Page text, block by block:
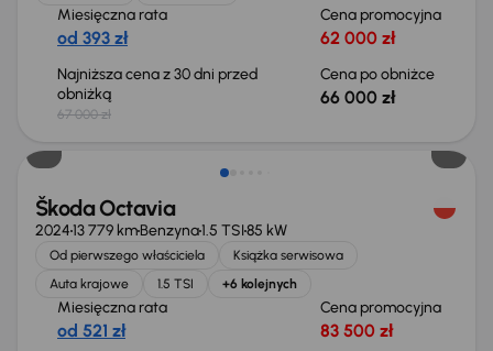
Miesięczna rata
od 393 zł
Cena promocyjna
62 000 zł
Najniższa cena z 30 dni przed
obniżką
67 000 zł
Cena po obniżce
66 000 zł
Taniej o 500 zł
Škoda Octavia
202413 779 kmBenzyna1.5 TSI85 kW
Od pierwszego właściciela
Książka serwisowa
Auta krajowe
1.5 TSI +6 kolejnych
Miesięczna rata
od 521 zł
Cena promocyjna
83 500 zł